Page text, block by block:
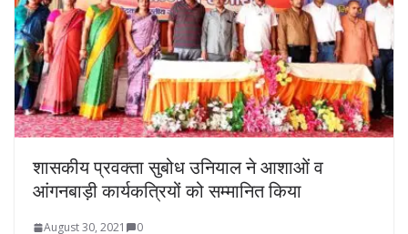
शासकीय प्रवक्ता सुबोध उनियाल ने आशाओं व
आंगनबाड़ी कार्यकत्रियों को सम्मानित किया
August 30, 2021 0